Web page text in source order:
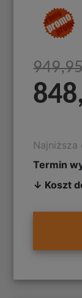
Najniższa
Termin
↓ Koszt